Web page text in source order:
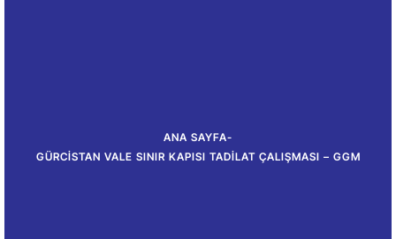
ANA SAYFA-
GÜRCISTAN VALE SINIR KAPISI TADILAT ÇALIŞMASI – GGM